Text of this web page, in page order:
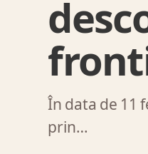
În data de 11
prin…